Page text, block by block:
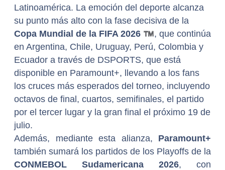
Latinoamérica. La emoción del deporte alcanza
su punto más alto con la fase decisiva de la
Copa Mundial de la FIFA 2026 ™, que continúa
en Argentina, Chile, Uruguay, Perú, Colombia y
Ecuador a través de DSPORTS, que está
disponible en Paramount+, llevando a los fans
los cruces más esperados del torneo, incluyendo
octavos de final, cuartos, semifinales, el partido
por el tercer lugar y la gran final el próximo 19 de
julio.
Además, mediante esta alianza, Paramount+
también sumará los partidos de los Playoffs de la
CONMEBOL Sudamericana 2026, con